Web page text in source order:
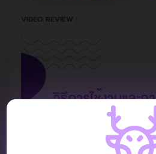
VIDEO REVIEW :